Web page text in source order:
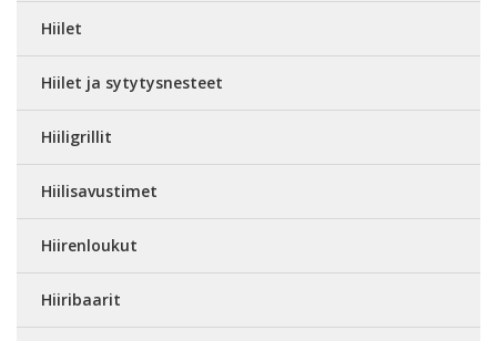
Hiilet
Hiilet ja sytytysnesteet
Hiiligrillit
Hiilisavustimet
Hiirenloukut
Hiiribaarit